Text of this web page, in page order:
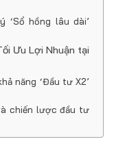
‘Sổ hồng lâu dài’
Ưu Lợi Nhuận tại
năng ‘Đầu tư X2’
chiến lược đầu tư